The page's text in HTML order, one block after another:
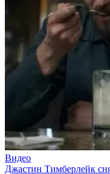
Видео
Джастин Тимберлейк